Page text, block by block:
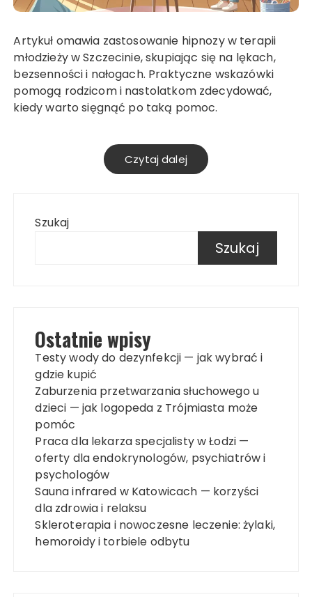
Artykuł omawia zastosowanie hipnozy w terapii
młodzieży w Szczecinie, skupiając się na lękach,
bezsenności i nałogach. Praktyczne wskazówki
pomogą rodzicom i nastolatkom zdecydować,
kiedy warto sięgnąć po taką pomoc.
Czytaj dalej
Szukaj
Szukaj
Ostatnie wpisy
Testy wody do dezynfekcji — jak wybrać i
gdzie kupić
Zaburzenia przetwarzania słuchowego u
dzieci — jak logopeda z Trójmiasta może
pomóc
Praca dla lekarza specjalisty w Łodzi —
oferty dla endokrynologów, psychiatrów i
psychologów
Sauna infrared w Katowicach — korzyści
dla zdrowia i relaksu
Skleroterapia i nowoczesne leczenie: żylaki,
hemoroidy i torbiele odbytu